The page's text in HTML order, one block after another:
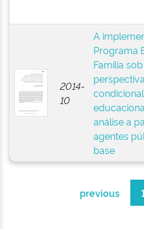
2014-
10
A
Programa
Família
análise a
agentes
base
previous